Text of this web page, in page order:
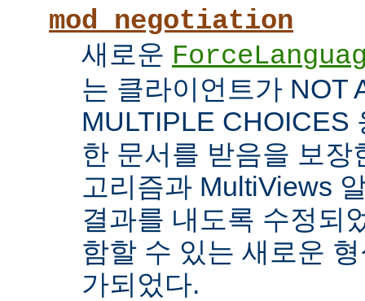
mod_negotiation
새로운
는 클라이언트가 NOT
MULTIPLE CHOICES
한 문서를 받음을 보장
고리즘과 MultiViews
결과를 내도록 수정되
함할 수 있는 새로운
가되었다.